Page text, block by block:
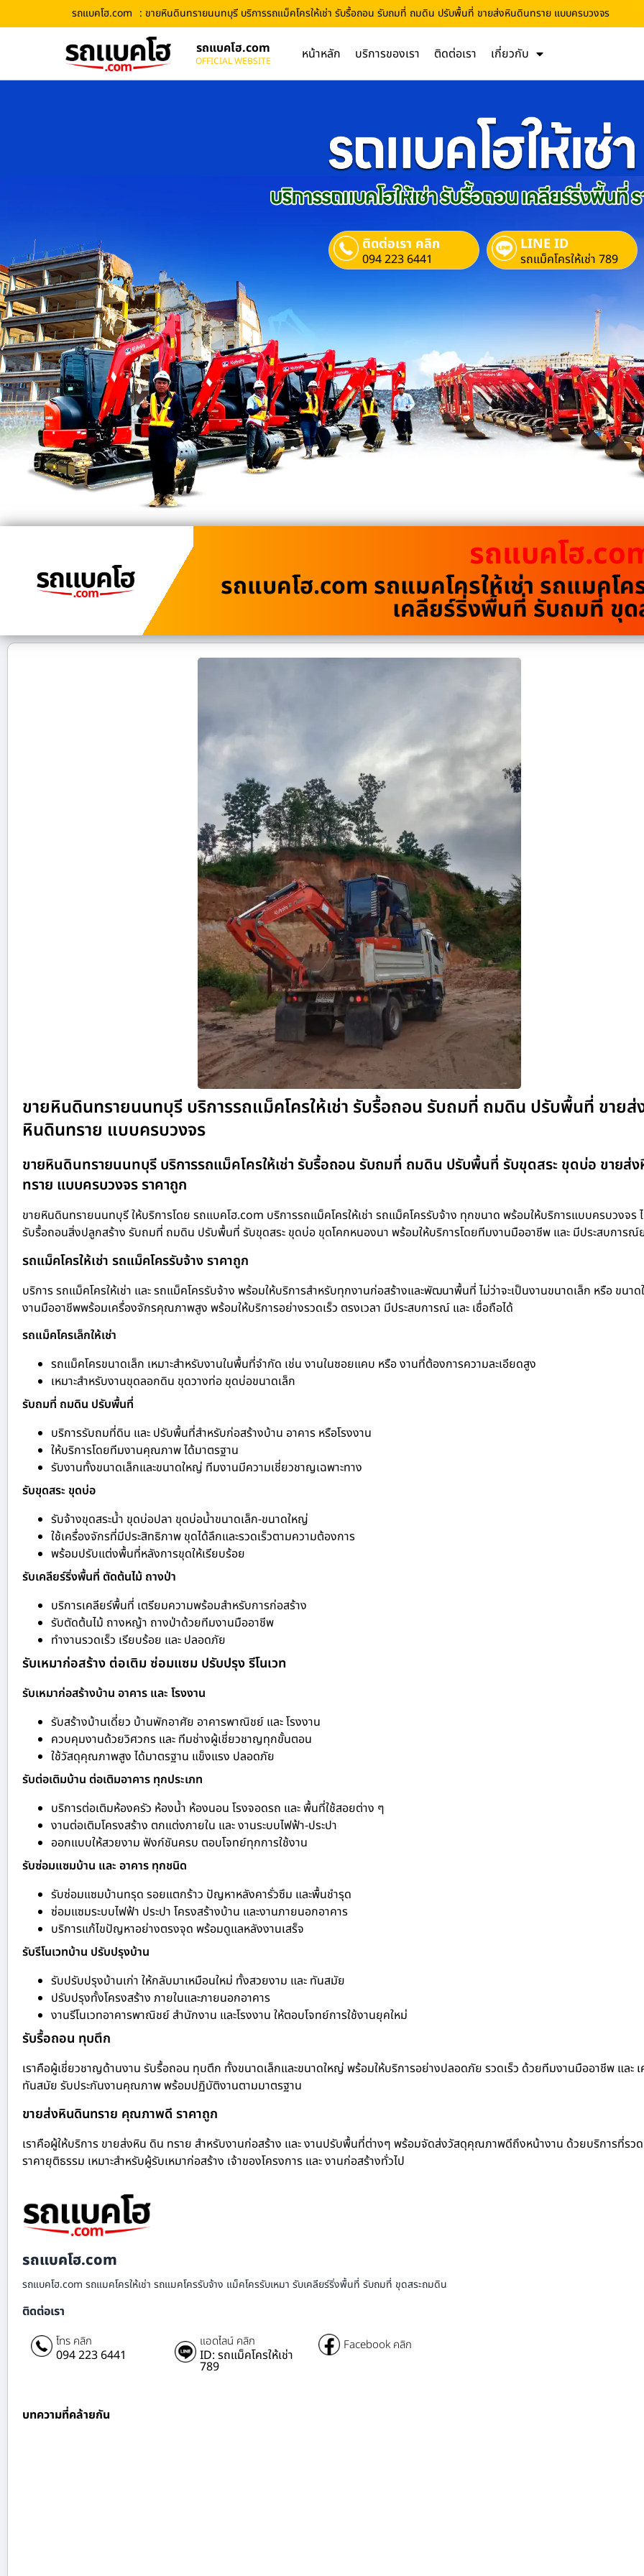
รถแบคโฮ.com : ขายหินดินทรายนนทบุรี บริการรถแม็คโครให้เช่า รับรื้อถอน รับถมที่ ถมดิน ปรับพื้นที่ ขายส่งหินดินทราย แบบครบวงจร
รถแบคโฮ.com
OFFICIAL WEBSITE หน้าหลัก บริการของเรา ติดต่อเรา เกี่ยวกับ
ติดต่อเรา คลิก
094 223 6441
LINE ID
รถแม็คโครให้เช่า 789
รถแบคโฮ
รถแบคโฮ.com รถแมคโครให้เช่า รถแมคโค
เคลียร์ริ่งพื้นที่ รับถมที่ ขุ
ขายหินดินทรายนนทบุรี บริการรถแม็คโครให้เช่า รับรื้อถอน รับถมที่ ถมดิน ปรับพื้นที่ ขายส่
หินดินทราย แบบครบวงจร
ขายหินดินทรายนนทบุรี บริการรถแม็คโครให้เช่า รับรื้อถอน รับถมที่ ถมดิน ปรับพื้นที่ รับขุดสระ ขุดบ่อ ขายส่
ทราย แบบครบวงจร ราคาถูก
ขายหินดินทรายนนทบุรี ให้บริการโดย รถแบคโฮ.com บริการรถแม็คโครให้เช่า รถแม็คโครรับจ้าง ทุกขนาด พร้อมให้บริการแบบครบวงจร ไ
รับรื้อถอนสิ่งปลูกสร้าง รับถมที่ ถมดิน ปรับพื้นที่ รับขุดสระ ขุดบ่อ ขุดโคกหนองนา พร้อมให้บริการโดยทีมงานมืออาชีพ และ มีประสบการณ์
รถแม็คโครให้เช่า รถแม็คโครรับจ้าง ราคาถูก
บริการ รถแม็คโครให้เช่า และ รถแม็คโครรับจ้าง พร้อมให้บริการสำหรับทุกงานก่อสร้างและพัฒนาพื้นที่ ไม่ว่าจะเป็นงานขนาดเล็ก หรือ ขนา
งานมืออาชีพพร้อมเครื่องจักรคุณภาพสูง พร้อมให้บริการอย่างรวดเร็ว ตรงเวลา มีประสบการณ์ และ เชื่อถือได้
รถแม็คโครเล็กให้เช่า
รถแม็คโครขนาดเล็ก เหมาะสำหรับงานในพื้นที่จำกัด เช่น งานในซอยแคบ หรือ งานที่ต้องการความละเอียดสูง
เหมาะสำหรับงานขุดลอกดิน ขุดวางท่อ ขุดบ่อขนาดเล็ก
รับถมที่ ถมดิน ปรับพื้นที่
บริการรับถมที่ดิน และ ปรับพื้นที่สำหรับก่อสร้างบ้าน อาคาร หรือโรงงาน
ให้บริการโดยทีมงานคุณภาพ ได้มาตรฐาน
รับงานทั้งขนาดเล็กและขนาดใหญ่ ทีมงานมีความเชี่ยวชาญเฉพาะทาง
รับขุดสระ ขุดบ่อ
รับจ้างขุดสระน้ำ ขุดบ่อปลา ขุดบ่อน้ำขนาดเล็ก-ขนาดใหญ่
ใช้เครื่องจักรที่มีประสิทธิภาพ ขุดได้ลึกและรวดเร็วตามความต้องการ
พร้อมปรับแต่งพื้นที่หลังการขุดให้เรียบร้อย
รับเคลียร์ริ่งพื้นที่ ตัดต้นไม้ ถางป่า
บริการเคลียร์พื้นที่ เตรียมความพร้อมสำหรับการก่อสร้าง
รับตัดต้นไม้ ถางหญ้า ถางป่าด้วยทีมงานมืออาชีพ
ทำงานรวดเร็ว เรียบร้อย และ ปลอดภัย
รับเหมาก่อสร้าง ต่อเติม ซ่อมแซม ปรับปรุง รีโนเวท
รับเหมาก่อสร้างบ้าน อาคาร และ โรงงาน
รับสร้างบ้านเดี่ยว บ้านพักอาศัย อาคารพาณิชย์ และ โรงงาน
ควบคุมงานด้วยวิศวกร และ ทีมช่างผู้เชี่ยวชาญทุกขั้นตอน
ใช้วัสดุคุณภาพสูง ได้มาตรฐาน แข็งแรง ปลอดภัย
รับต่อเติมบ้าน ต่อเติมอาคาร ทุกประเภท
บริการต่อเติมห้องครัว ห้องน้ำ ห้องนอน โรงจอดรถ และ พื้นที่ใช้สอยต่าง ๆ
งานต่อเติมโครงสร้าง ตกแต่งภายใน และ งานระบบไฟฟ้า-ประปา
ออกแบบให้สวยงาม ฟังก์ชันครบ ตอบโจทย์ทุกการใช้งาน
รับซ่อมแซมบ้าน และ อาคาร ทุกชนิด
รับซ่อมแซมบ้านทรุด รอยแตกร้าว ปัญหาหลังคารั่วซึม และพื้นชำรุด
ซ่อมแซมระบบไฟฟ้า ประปา โครงสร้างบ้าน และงานภายนอกอาคาร
บริการแก้ไขปัญหาอย่างตรงจุด พร้อมดูแลหลังงานเสร็จ
รับรีโนเวทบ้าน ปรับปรุงบ้าน
รับปรับปรุงบ้านเก่า ให้กลับมาเหมือนใหม่ ทั้งสวยงาม และ ทันสมัย
ปรับปรุงทั้งโครงสร้าง ภายในและภายนอกอาคาร
งานรีโนเวทอาคารพาณิชย์ สำนักงาน และโรงงาน ให้ตอบโจทย์การใช้งานยุคใหม่
รับรื้อถอน ทุบตึก
เราคือผู้เชี่ยวชาญด้านงาน รับรื้อถอน ทุบตึก ทั้งขนาดเล็กและขนาดใหญ่ พร้อมให้บริการอย่างปลอดภัย รวดเร็ว ด้วยทีมงานมืออาชีพ และ
ทันสมัย รับประกันงานคุณภาพ พร้อมปฏิบัติงานตามมาตรฐาน
ขายส่งหินดินทราย คุณภาพดี ราคาถูก
เราคือผู้ให้บริการ ขายส่งหิน ดิน ทราย สำหรับงานก่อสร้าง และ งานปรับพื้นที่ต่างๆ พร้อมจัดส่งวัสดุคุณภาพดีถึงหน้างาน ด้วยบริการที่รวด
ราคายุติธรรม เหมาะสำหรับผู้รับเหมาก่อสร้าง เจ้าของโครงการ และ งานก่อสร้างทั่วไป
รถแบคโฮ.com
รถแบคโฮ.com รถแมคโครให้เช่า รถแมคโครรับจ้าง แม็คโครรับเหมา รับเคลียร์ริ่งพื้นที่ รับถมที่ ขุดสระถมดิน
ติดต่อเรา
โทร คลิก
094 223 6441
แอดไลน์ คลิก
ID: รถแม็คโครให้เช่า
789
Facebook คลิก
บทความที่คล้ายกัน